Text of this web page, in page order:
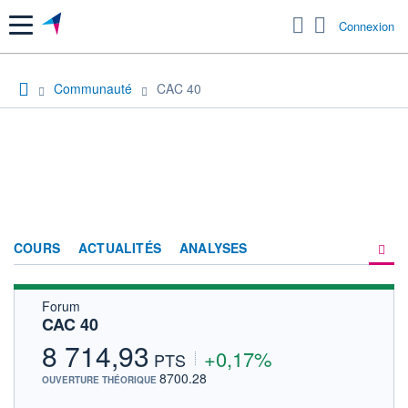
Menu Connexion
Communauté CAC 40
COURS ACTUALITÉS ANALYSES
HISTORIQUE
Forum
CAC 40
8 714,93 PTS +0,17%
OUVERTURE THÉORIQUE 8700.28